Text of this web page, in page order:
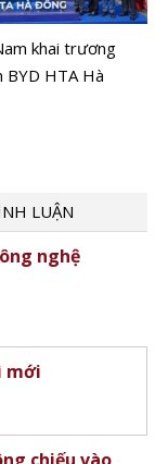
khai trương
BYD HTA Hà
LUẬN
nghệ
mới